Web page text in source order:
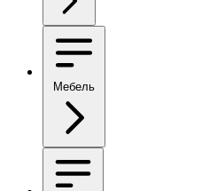
Мебель